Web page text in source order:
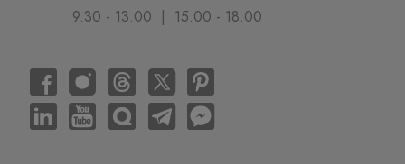
9.30 - 13.00 | 15.00 - 18.00